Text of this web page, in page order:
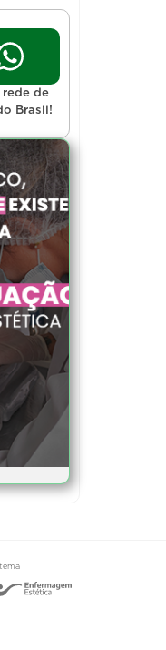
rede de
Brasil!